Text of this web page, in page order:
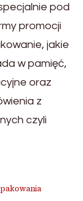
pod
promocji
jakie
w pamięć,
oraz
z
czyli